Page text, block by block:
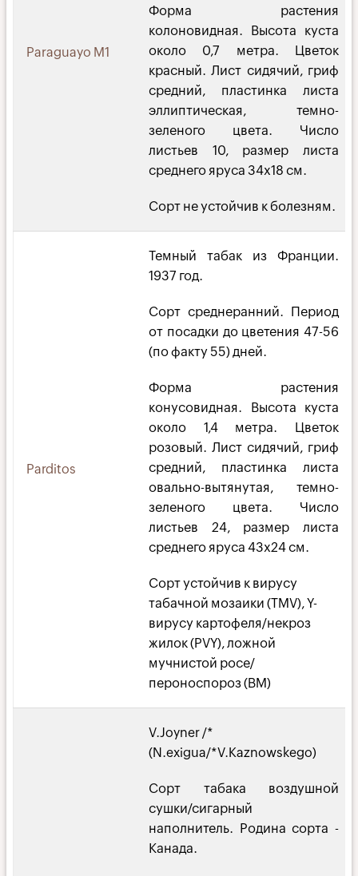
Paraguayo M1
Форма растения
колоновидная. Высота куста
около 0,7 метра. Цветок
красный. Лист сидячий, гриф
средний, пластинка листа
эллиптическая, темно-
зеленого цвета. Число
листьев 10, размер листа
среднего яруса 34х18 см.
Сорт не устойчив к болезням.
Parditos
Темный табак из Франции.
1937 год.
Сорт среднеранний. Период
от посадки до цветения 47-56
(по факту 55) дней.
Форма растения
конусовидная. Высота куста
около 1,4 метра. Цветок
розовый. Лист сидячий, гриф
средний, пластинка листа
овально-вытянутая, темно-
зеленого цвета. Число
листьев 24, размер листа
среднего яруса 43х24 см.
Сорт устойчив к вирусу
табачной мозаики (TMV), Y-
вирусу картофеля/некроз
жилок (PVY), ложной
мучнистой росе/
пероноспороз (BM)
V.Joyner /*
(N.exigua/*V.Kaznowskego)
Сорт табака воздушной
сушки/сигарный
наполнитель. Родина сорта -
Канада.